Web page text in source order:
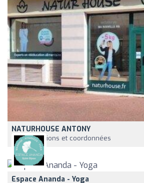
NATURHOUSE ANTONY
Informations et coordonnées
Espace Ananda - Yoga